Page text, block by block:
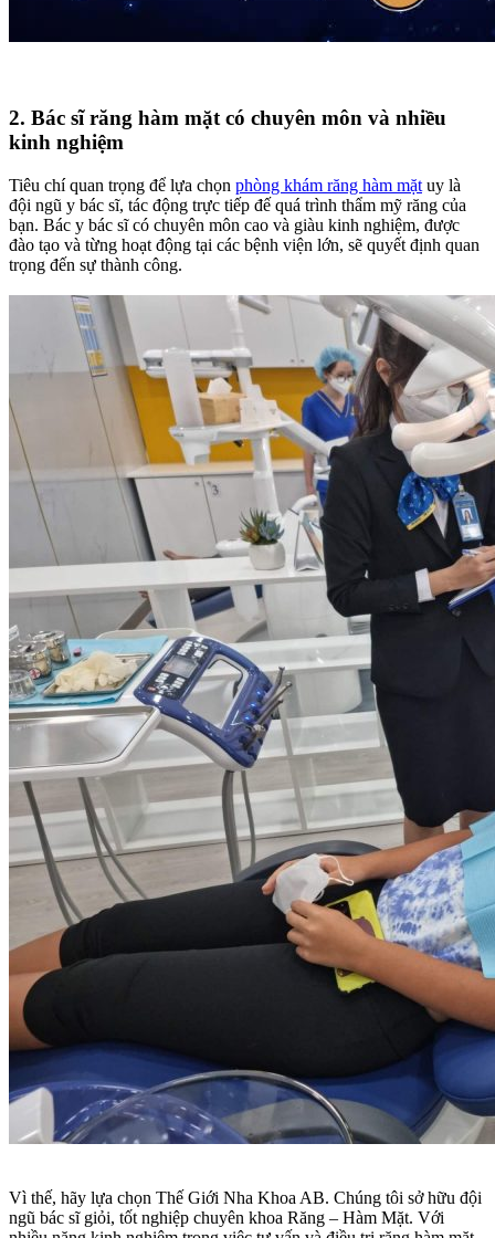
2. Bác sĩ răng hàm mặt có chuyên môn và nhiều
kinh nghiệm
Tiêu chí quan trọng để lựa chọn phòng khám răng hàm mặt uy là
đội ngũ y bác sĩ, tác động trực tiếp đế quá trình thẩm mỹ răng của
bạn. Bác y bác sĩ có chuyên môn cao và giàu kinh nghiệm, được
đào tạo và từng hoạt động tại các bệnh viện lớn, sẽ quyết định quan
trọng đến sự thành công.
Vì thế, hãy lựa chọn Thế Giới Nha Khoa AB. Chúng tôi sở hữu đội
ngũ bác sĩ giỏi, tốt nghiệp chuyên khoa Răng – Hàm Mặt. Với